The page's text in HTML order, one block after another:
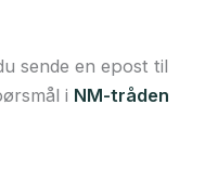
sende en epost til
i NM-tråden